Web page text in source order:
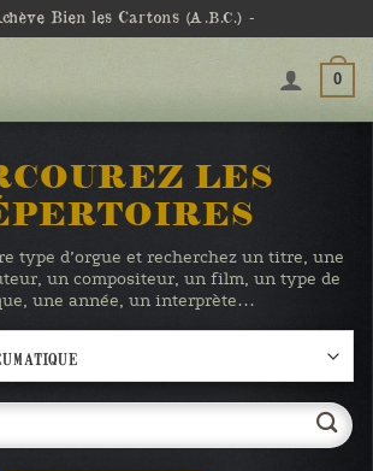
Bien les Cartons (A.B.C.) -
0
LES
type d’orgue et recherchez un titre, une
un compositeur, un film, un type de
une année, un interprète…